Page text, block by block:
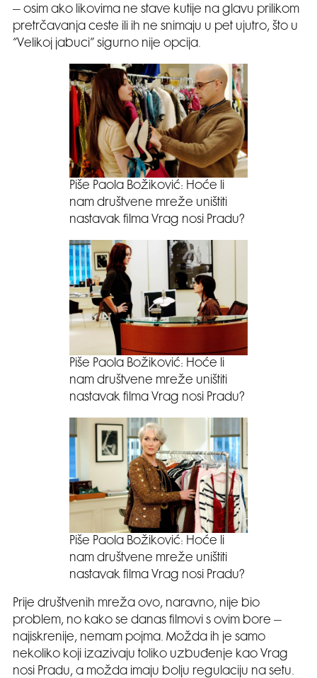
– osim ako likovima ne stave kutije na glavu prilikom
pretrčavanja ceste ili ih ne snimaju u pet ujutro, što u
“Velikoj jabuci” sigurno nije opcija.
Piše Paola Božiković: Hoće li
nam društvene mreže uništiti
nastavak filma Vrag nosi Pradu?
Piše Paola Božiković: Hoće li
nam društvene mreže uništiti
nastavak filma Vrag nosi Pradu?
Piše Paola Božiković: Hoće li
nam društvene mreže uništiti
nastavak filma Vrag nosi Pradu?
Prije društvenih mreža ovo, naravno, nije bio
problem, no kako se danas filmovi s ovim bore –
najiskrenije, nemam pojma. Možda ih je samo
nekoliko koji izazivaju toliko uzbuđenje kao Vrag
nosi Pradu, a možda imaju bolju regulaciju na setu.